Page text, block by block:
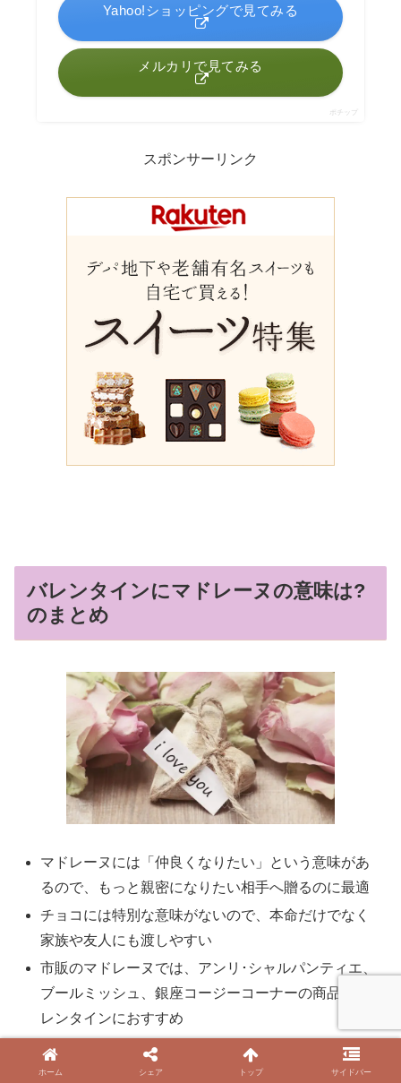
Yahoo!ショッピングで見てみる
メルカリで見てみる
ポチップ
スポンサーリンク
バレンタインにマドレーヌの意味は?
のまとめ
マドレーヌには「仲良くなりたい」という意味があ
るので、もっと親密になりたい相手へ贈るのに最適
チョコには特別な意味がないので、本命だけでなく
家族や友人にも渡しやすい
市販のマドレーヌでは、アンリ･シャルパンティエ、
ブールミッシュ、銀座コージーコーナーの商品がバ
レンタインにおすすめ
市販のマドレーヌは日持ちが長く常温保存が可能な
ものが多いので、購入後すぐに渡せなくても問題な
ホーム シェア トップ サイドバー